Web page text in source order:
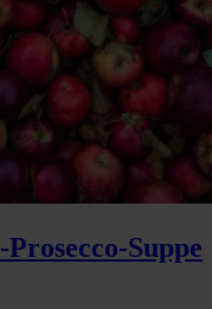
Suppe